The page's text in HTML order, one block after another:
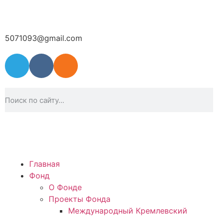
5071093@gmail.com
Главная
Фонд
О Фонде
Проекты Фонда
Международный Кремлевский